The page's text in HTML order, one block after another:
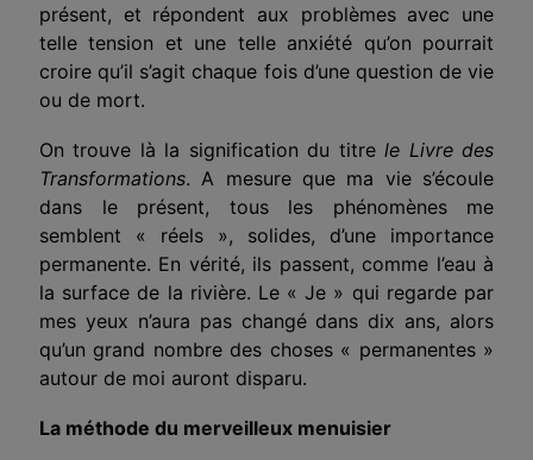
présent, et répondent aux problèmes avec une
telle tension et une telle anxiété qu’on pourrait
croire qu’il s’agit chaque fois d’une question de vie
ou de mort.
On trouve là la signification du titrele Livre des
Transformations. A mesure que ma vie s’écoule
dans le présent, tous les phénomènes me
semblent « réels », solides, d’une importance
permanente. En vérité, ils passent, comme l’eau à
la surface de la rivière. Le « Je » qui regarde par
mes yeux n’aura pas changé dans dix ans, alors
qu’un grand nombre des choses « permanentes »
autour de moi auront disparu.
La méthode du merveilleux menuisier